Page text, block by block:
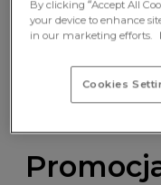
wysiłku,
By clicking “Accept All
your device to enhance
in our marketing efforts.
Cookies